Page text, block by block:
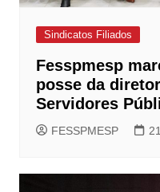
Sindicatos Filiados
Fesspmesp
posse da
Servidores
FESSPMESP